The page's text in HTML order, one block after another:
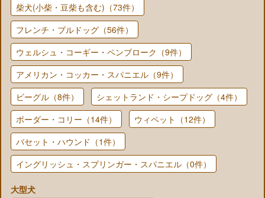
柴犬(小柴・豆柴も含む)（73件）
フレンチ・ブルドッグ（56件）
ウェルシュ・コーギー・ペンブローク（9件）
アメリカン・コッカー・スパニエル（9件）
ビーグル（8件）
シェットランド・シープドッグ（4件）
ボーダー・コリー（14件）
ウィペット（12件）
バセット・ハウンド（1件）
イングリッシュ・スプリンガー・スパニエル（0件）
大型犬